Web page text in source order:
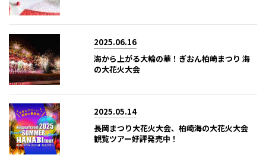
2025.06.16
海から上がる大輪の華！ぎおん柏崎まつり 海
の大花火大会
2025.05.14
長岡まつり大花火大会、柏崎海の大花火大会
観覧ツアー好評発売中！